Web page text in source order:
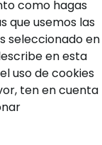
como hagas
que usemos las
seleccionado en
en esta
uso de cookies
ten en cuenta